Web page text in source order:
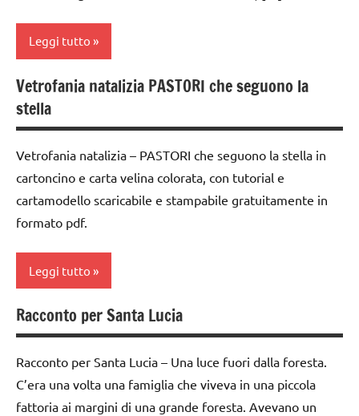
ARGOMENTI
PER ETA'
TUTTI GLI
ARTICOLI
TUTTI GLI
ARGOMENTI
PER ETA'
TUTTI GLI
ARTICOLI
classe
4a
classe
5a
dai
6
anni
GUIDA
DIDATTICA
WALDORF
PEDAGOGIE
STAGIONI
Steiner
Leggi tutto
2a
settimana
di
avvento
arte
Waldorf
dai
6
anni
dai
6
FESTE
DELL'ANNO
Vetrofania natalizia PASTORI che seguono la
stella
Vetrofania natalizia – PASTORI che seguono la stella in
cartoncino e carta velina colorata, con tutorial e
cartamodello scaricabile e stampabile gratuitamente in
formato pdf.
Leggi tutto
arte
Waldorf
carta
cartamodelli
Racconto per Santa Lucia
Racconto per Santa Lucia – Una luce fuori dalla foresta.
C’era una volta una famiglia che viveva in una piccola
fattoria ai margini di una grande foresta. Avevano un